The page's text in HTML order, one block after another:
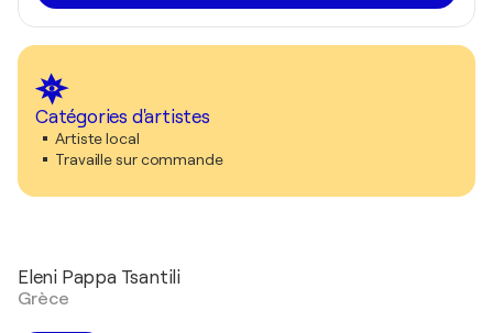
Catégories d'artistes
Artiste local
Travaille sur commande
Eleni Pappa Tsantili
Grèce